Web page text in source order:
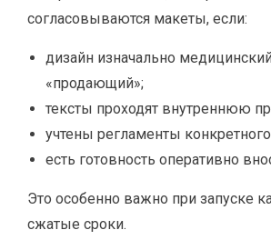
согласовываются макеты, если:
дизайн изначально
«продающий»;
тексты проходят внутреннюю
учтены регламенты
есть готовность оперативно
Это особенно важно при запуске
сжатые сроки.